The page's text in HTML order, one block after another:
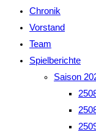
Chronik
Vorstand
Team
Spielberichte
Saison